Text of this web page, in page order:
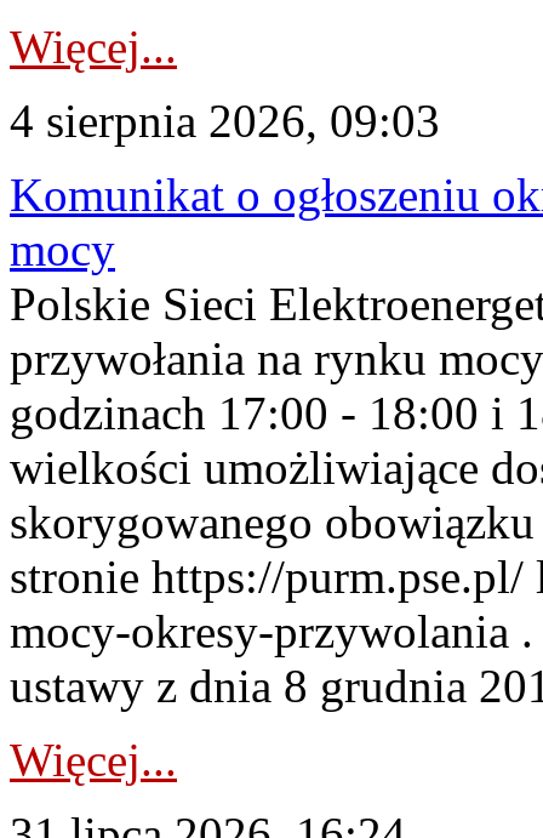
Więcej...
4 sierpnia 2026, 09:03
Komunikat o ogłoszeniu
mocy
Polskie Sieci
przywołania na rynku
godzinach 17:00 - 18:00 i
wielkości umożliwiające
skorygowanego
stronie https://
mocy-okresy-przywolania
ustawy z dnia 8 grudnia
Więcej...